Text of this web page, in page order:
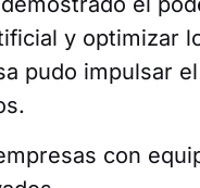
y optimizar
pudo impulsar
con